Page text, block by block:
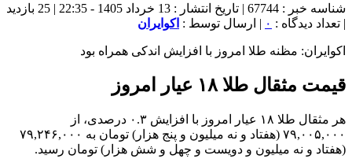
شناسه خبر : 67744 | تاریخ انتشار : 13 خرداد 1405 - 22:35 | 25 بازدید
| تعداد دیدگاه : ۰ | ارسال توسط : اکوایران
اکوایران: مظنه طلا امروز با افزایش اندکی همراه بود
قیمت مثقال طلا ۱۸ عیار امروز
هر مثقال طلا ۱۸ عیار امروز با افزایش ۰.۳ درصدی، از
۷۹,۰۰۵,۰۰۰ (هفتاد و نه میلیون و پنج هزار) تومان به ۷۹,۲۴۶,۰۰۰
(هفتاد و نه میلیون و دویست و چهل و شش هزار) تومان رسید.